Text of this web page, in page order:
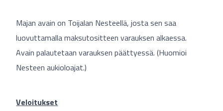
Majan avain on Toijalan Nesteellä, josta sen saa
luovuttamalla maksutositteen varauksen alkaessa.
Avain palautetaan varauksen päättyessä. (Huomioi
Nesteen aukioloajat.)
Veloitukset